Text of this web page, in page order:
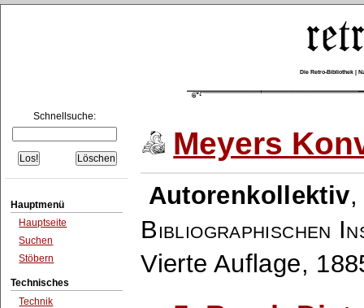
Die Retro-Bibliothek |
Schnellsuche:
Hauptmenü
Hauptseite
Suchen
Stöbern
Technisches
Technik
Meyers
Autorenkollektiv
Bibliographischen
Vierte Auflage,